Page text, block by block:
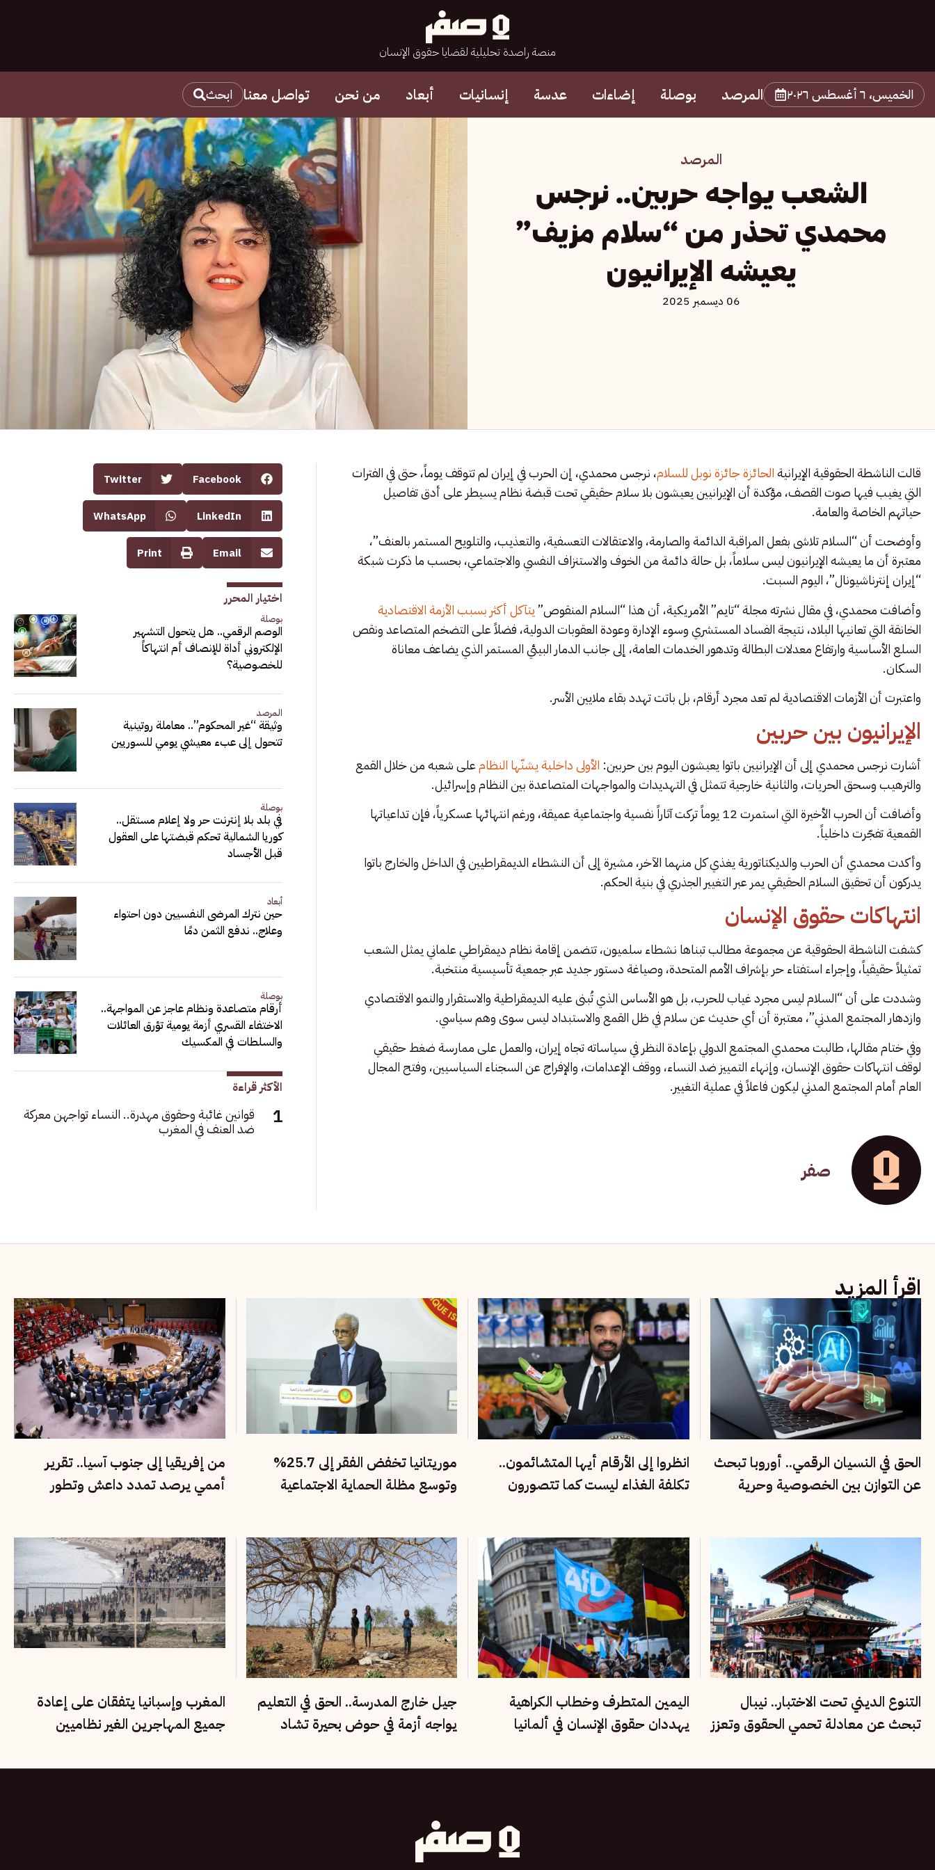
منصة راصدة تحليلية لقضايا حقوق الإنسان
الخميس، ٦ أغسطس ٢٠٢٦ المرصد بوصلة إضاءات عدسة إنسانيات أبعاد من نحن تواصل معنا ابحث
المرصد
الشعب يواجه حربين.. نرجس
محمدي تحذر من “سلام مزيف”
يعيشه الإيرانيون
06 ديسمبر 2025
قالت الناشطة الحقوقية الإيرانيةالحائزة جائزة نوبل للسلام، نرجس محمدي، إن الحرب في إيران لم تتوقف يوماً، حتى في الفترات
التي يغيب فيها صوت القصف، مؤكدة أن الإيرانيين يعيشون بلا سلام حقيقي تحت قبضة نظام يسيطر على أدق تفاصيل
حياتهم الخاصة والعامة.
وأوضحت أن “السلام تلاشى بفعل المراقبة الدائمة والصارمة، والاعتقالات التعسفية، والتعذيب، والتلويح المستمر بالعنف”،
معتبرة أن ما يعيشه الإيرانيون ليس سلاماً، بل حالة دائمة من الخوف والاستنزاف النفسي والاجتماعي، بحسب ما ذكرت شبكة
“إيران إنترناشيونال”، اليوم السبت.
وأضافت محمدي، في مقال نشرته مجلة “تايم” الأمريكية، أن هذا “السلام المنقوص”يتآكل أكثر بسبب الأزمة الاقتصادية
الخانقة التي تعانيها البلاد، نتيجة الفساد المستشري وسوء الإدارة وعودة العقوبات الدولية، فضلاً على التضخم المتصاعد ونقص
السلع الأساسية وارتفاع معدلات البطالة وتدهور الخدمات العامة، إلى جانب الدمار البيئي المستمر الذي يضاعف معاناة
السكان.
واعتبرت أن الأزمات الاقتصادية لم تعد مجرد أرقام، بل باتت تهدد بقاء ملايين الأسر.
الإيرانيون بين حربين
أشارت نرجس محمدي إلى أن الإيرانيين باتوا يعيشون اليوم بين حربين: الأولى داخلية يشنّها النظامعلى شعبه من خلال القمع
والترهيب وسحق الحريات، والثانية خارجية تتمثل في التهديدات والمواجهات المتصاعدة بين النظام وإسرائيل.
وأضافت أن الحرب الأخيرة التي استمرت 12 يوماً تركت آثاراً نفسية واجتماعية عميقة، ورغم انتهائها عسكرياً، فإن تداعياتها
القمعية تفجّرت داخلياً.
وأكدت محمدي أن الحرب والديكتاتورية يغذي كل منهما الآخر، مشيرة إلى أن النشطاء الديمقراطيين في الداخل والخارج باتوا
يدركون أن تحقيق السلام الحقيقي يمر عبر التغيير الجذري في بنية الحكم.
انتهاكات حقوق الإنسان
كشفت الناشطة الحقوقية عن مجموعة مطالب تبناها نشطاء سلميون، تتضمن إقامة نظام ديمقراطي علماني يمثل الشعب
تمثيلاً حقيقياً، وإجراء استفتاء حر بإشراف الأمم المتحدة، وصياغة دستور جديد عبر جمعية تأسيسية منتخبة.
وشددت على أن “السلام ليس مجرد غياب للحرب، بل هو الأساس الذي تُبنى عليه الديمقراطية والاستقرار والنمو الاقتصادي
وازدهار المجتمع المدني”، معتبرة أن أي حديث عن سلام في ظل القمع والاستبداد ليس سوى وهم سياسي.
وفي ختام مقالها، طالبت محمدي المجتمع الدولي بإعادة النظر في سياساته تجاه إيران، والعمل على ممارسة ضغط حقيقي
لوقف انتهاكات حقوق الإنسان، وإنهاء التمييز ضد النساء، ووقف الإعدامات، والإفراج عن السجناء السياسيين، وفتح المجال
العام أمام المجتمع المدني ليكون فاعلاً في عملية التغيير.
صفر
Facebook
Twitter
LinkedIn
WhatsApp
Email
Print
اختيار المحرر
بوصلة
الوصم الرقمي.. هل يتحول التشهير
الإلكتروني أداة للإنصاف أم انتهاكاً
للخصوصية؟
المرصد
وثيقة “غير المحكوم”.. معاملة روتينية
تتحول إلى عبء معيشي يومي للسوريين
بوصلة
في بلد بلا إنترنت حر ولا إعلام مستقل..
كوريا الشمالية تحكم قبضتها على العقول
قبل الأجساد
أبعاد
حين نترك المرضى النفسيين دون احتواء
وعلاج.. ندفع الثمن دمًا
بوصلة
أرقام متصاعدة ونظام عاجز عن المواجهة..
الاختفاء القسري أزمة يومية تؤرق العائلات
والسلطات في المكسيك
الأكثر قراءة
قوانين غائبة وحقوق مهدرة.. النساء تواجهن معركة
ضد العنف في المغرب
اقرأ المزيد
الحق في النسيان الرقمي.. أوروبا تبحث
عن التوازن بين الخصوصية وحرية
انظروا إلى الأرقام أيها المتشائمون..
تكلفة الغذاء ليست كما تتصورون
موريتانيا تخفض الفقر إلى 25.7%
وتوسع مظلة الحماية الاجتماعية
من إفريقيا إلى جنوب آسيا.. تقرير
أممي يرصد تمدد داعش وتطور
التنوع الديني تحت الاختبار.. نيبال
تبحث عن معادلة تحمي الحقوق وتعزز
اليمين المتطرف وخطاب الكراهية
يهددان حقوق الإنسان في ألمانيا
جيل خارج المدرسة.. الحق في التعليم
يواجه أزمة في حوض بحيرة تشاد
المغرب وإسبانيا يتفقان على إعادة
جميع المهاجرين الغير نظاميين